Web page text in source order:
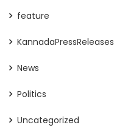
feature
KannadaPressReleases
News
Politics
Uncategorized